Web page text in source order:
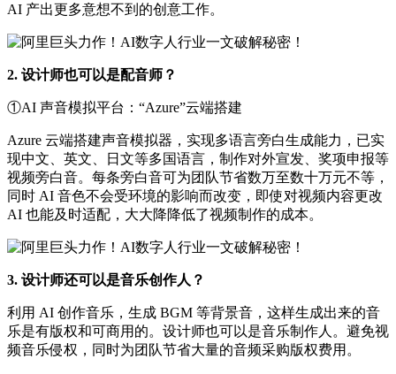
AI 产出更多意想不到的创意工作。
2. 设计师也可以是配音师？
①AI 声音模拟平台：“Azure”云端搭建
Azure 云端搭建声音模拟器，实现多语言旁白生成能力，已实
现中文、英文、日文等多国语言，制作对外宣发、奖项申报等
视频旁白音。每条旁白音可为团队节省数万至数十万元不等，
同时 AI 音色不会受环境的影响而改变，即使对视频内容更改
AI 也能及时适配，大大降降低了视频制作的成本。
3. 设计师还可以是音乐创作人？
利用 AI 创作音乐，生成 BGM 等背景音，这样生成出来的音
乐是有版权和可商用的。设计师也可以是音乐制作人。避免视
频音乐侵权，同时为团队节省大量的音频采购版权费用。